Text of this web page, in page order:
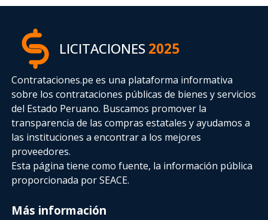
LICITACIONES2025
Contrataciones.pe es una plataforma informativa
sobre los contrataciones públicas de bienes y servicios
del Estado Peruano. Buscamos promover la
transparencia de las compras estatalesy ayudamos a
las instituciones a encontrar a los mejores
proveedores.
Esta página tiene como fuente, la información pública
proporcionada por SEACE.
Más información